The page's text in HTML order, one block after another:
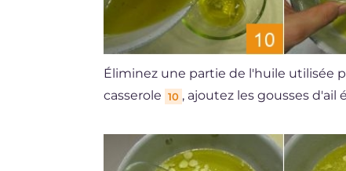
Éliminez une partie de l'huile utilisée
casserole 10 , ajoutez les gousses